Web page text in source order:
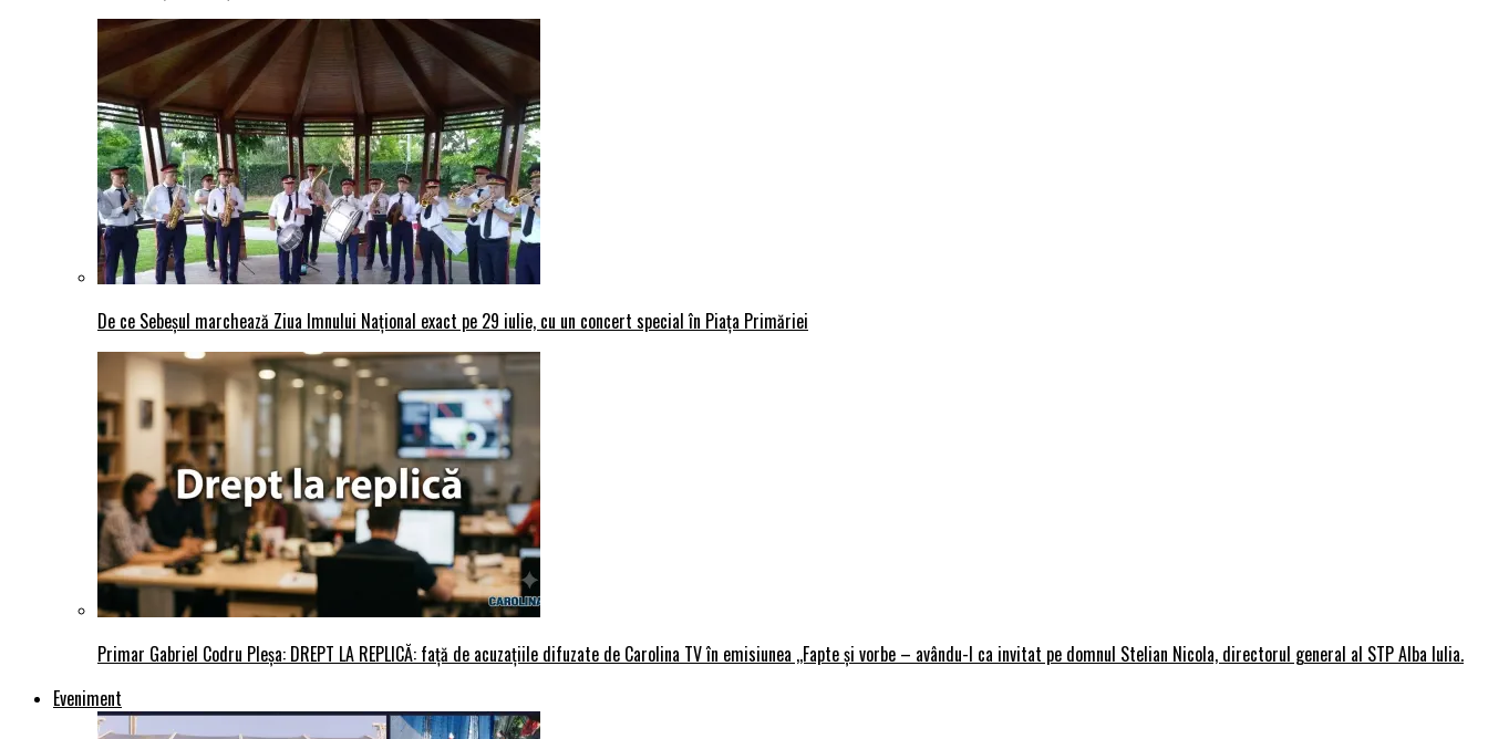
De ce Sebeșul marchează Ziua Imnului Național exact pe 29 iulie, cu un concert special în Piața Primăriei
Primar Gabriel Codru Pleșa: DREPT LA REPLICĂ: față de acuzațiile difuzate de Carolina TV în emisiunea ,,Fapte și vorbe – avându-l ca invitat pe domnul Stelian Nicola, directorul general al STP Alba Iulia.
Eveniment